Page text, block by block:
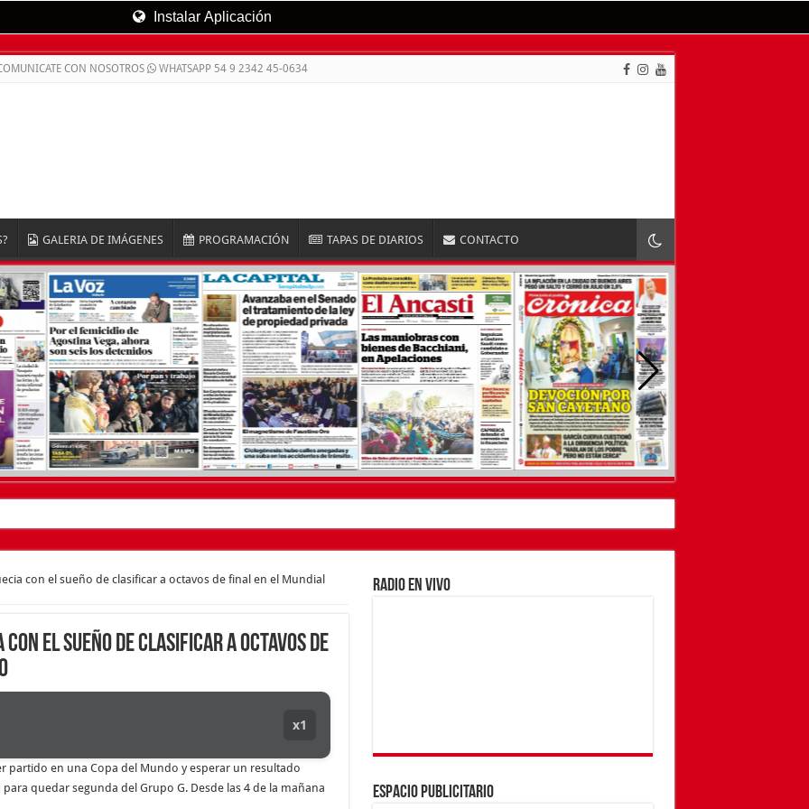
Instalar Aplicación
CON NOSOTROS WHATSAPP 54 9 2342 45-0634
GALERIA DE IMÁGENES PROGRAMACIÓN TAPAS DE DIARIOS CONTACTO
de amor: «Hoy, por fin, podemos dejar de escondernos»
Argentina y a su «política exterior ideologizada y de confrontación»
con Luis Caputo y descarta un rescate a los morosos: «Seguimos viendo esto como una conversación entre privados»
nene en los autos de dos de los acusados
de una operación
Justicia que intime al Gobierno y aplique multas si no cumple la Ley de Fondos
con el sueño de clasificar a octavos de final en el Mundial
el sueño de clasificar a octavos de
x1
partido en una Copa del Mundo y esperar un resultado
quedar segunda del Grupo G. Desde las 4 de la mañana
RADIO EN VIVO
ESPACIO PUBLICITARIO